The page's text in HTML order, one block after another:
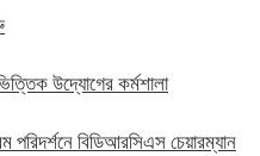
উদ্যোগের কর্মশালা
পরিদর্শনে বিডিআরসিএস চেয়ারম্যান